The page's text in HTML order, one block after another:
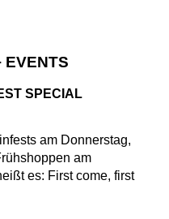
EVENTS
SPECIAL
am Donnerstag,
am
es: First come, first